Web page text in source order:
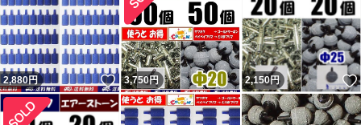
残念ながら数千人に一人くらいの割合で話が通じない異常
者が現れます。悪い評価をする事が目的（サクラ）と思わ
れる者が複数います。 ヤフーフリマからは不当評価への
私の返信コメントが閲覧出来ず、絶対に不公平なので載せ
ています。 私に非があれば反省・改善しますが、不当評
2,880円 いいね！
3,750円 2,150円